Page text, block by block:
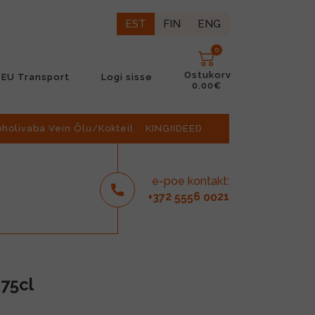
EST FIN ENG
EU Transport Logi sisse
0
Ostukorv
0.00€
Vein Õlu/Kokteil KINGIIDEED
e-poe kontakt:
+372 5556 0021